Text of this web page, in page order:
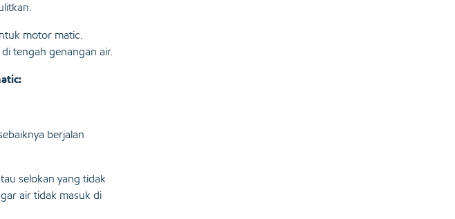
motor matic.
tengah genangan air.
berjalan
selokan yang tidak
air tidak masuk di